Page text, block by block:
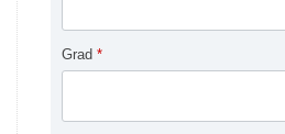
Grad *